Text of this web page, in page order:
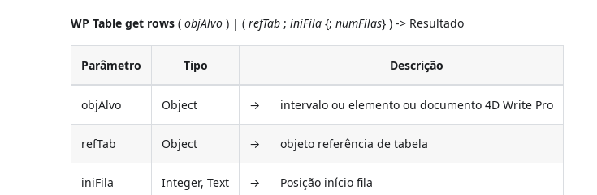
WP Table get rows (objAlvo ) | (refTab ;iniFila {;numFilas} ) -> Resultado
Parâmetro Tipo Descrição
objAlvo Object → intervalo ou elemento ou documento 4D Write Pro
refTab Object → objeto referência de tabela
iniFila Integer, Text → Posição início fila